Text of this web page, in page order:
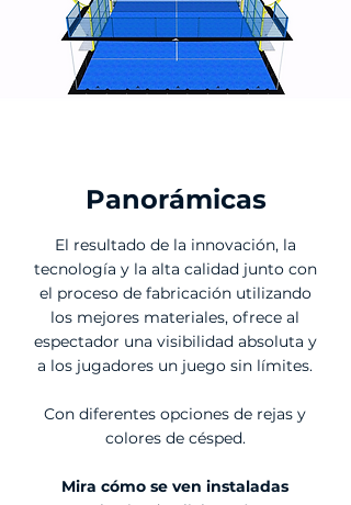
Panorámicas
El resultado de la innovación, la
tecnología y la alta calidad junto con
el proceso de fabricación utilizando
los mejores materiales, ofrece al
espectador una visibilidad absoluta y
a los jugadores un juego sin límites.
Con diferentes opciones de rejas y
colores de césped.
Mira cómo se ven instaladas